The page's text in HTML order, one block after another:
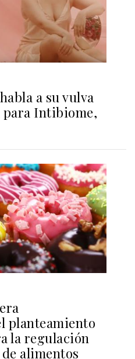
a su vulva
para Intibiome,
planteamiento
la regulación
alimentos